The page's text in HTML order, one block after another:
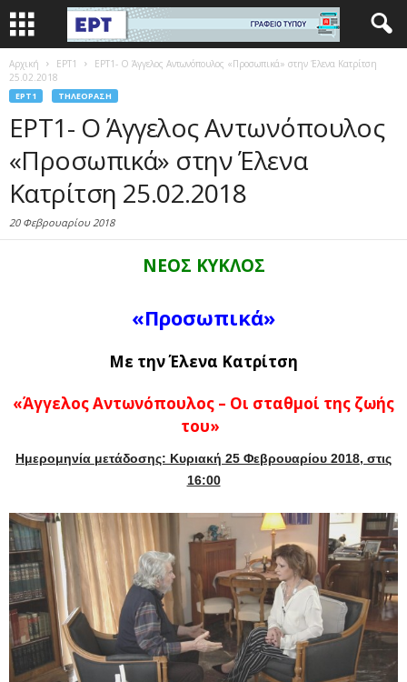
Αρχική EΡΤ1
ΕΡΤ1- Ο Άγγελος Αντωνόπουλος «Προσωπικά» στην Έλενα Κατρίτση
25.02.2018
EΡΤ1 ΤΗΛΕΌΡΑΣΗ
ΕΡΤ1- Ο Άγγελος Αντωνόπουλος
«Προσωπικά» στην Έλενα
Κατρίτση 25.02.2018
20 Φεβρουαρίου 2018
ΝΕΟΣ ΚΥΚΛΟΣ
«Προσωπικά»
Με την Έλενα Κατρίτση
«Άγγελος Αντωνόπουλος – Οι σταθμοί της ζωής
του»
Ημερομηνία μετάδοσης: Κυριακή 25 Φεβρουαρίου 2018, στις
16:00